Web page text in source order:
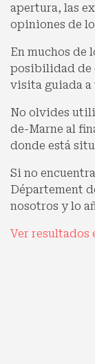
apertura, las
opiniones de
En muchos de
posibilidad de
visita guiada a
No olvides
de-Marne al
donde está
Si no
Département
nosotros y lo
Ver resultados